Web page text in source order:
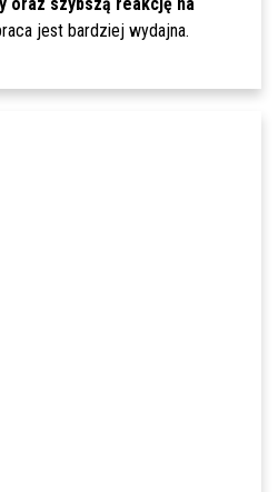
oraz szybszą reakcję na
jest bardziej wydajna.